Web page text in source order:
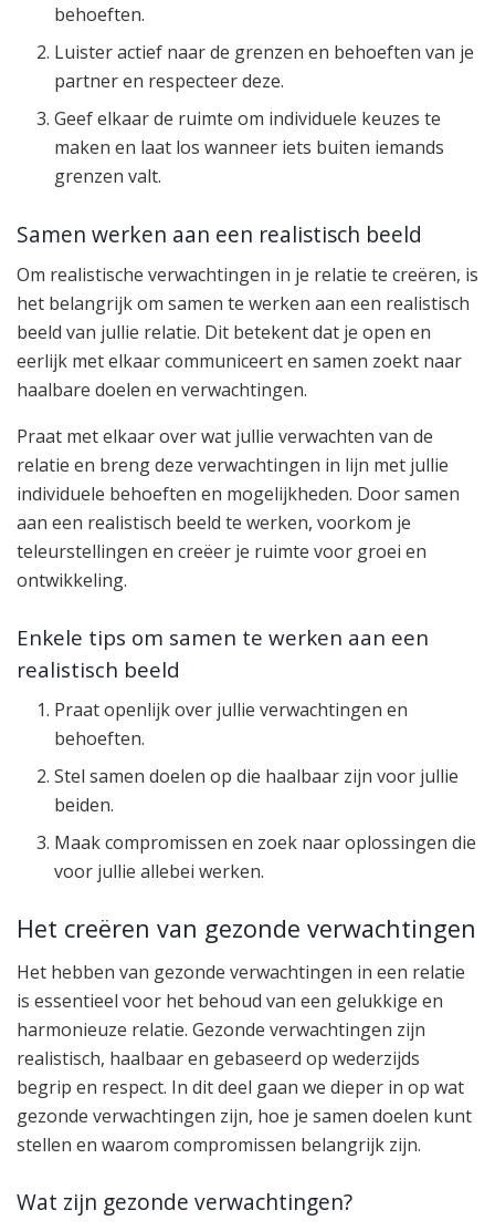
behoeften.
Luister actief naar de grenzen en behoeften van je
partner en respecteer deze.
Geef elkaar de ruimte om individuele keuzes te
maken en laat los wanneer iets buiten iemands
grenzen valt.
Samen werken aan een realistisch beeld
Om realistische verwachtingen in je relatie te creëren, is
het belangrijk om samen te werken aan een realistisch
beeld van jullie relatie. Dit betekent dat je open en
eerlijk met elkaar communiceert en samen zoekt naar
haalbare doelen en verwachtingen.
Praat met elkaar over wat jullie verwachten van de
relatie en breng deze verwachtingen in lijn met jullie
individuele behoeften en mogelijkheden. Door samen
aan een realistisch beeld te werken, voorkom je
teleurstellingen en creëer je ruimte voor groei en
ontwikkeling.
Enkele tips om samen te werken aan een
realistisch beeld
Praat openlijk over jullie verwachtingen en
behoeften.
Stel samen doelen op die haalbaar zijn voor jullie
beiden.
Maak compromissen en zoek naar oplossingen die
voor jullie allebei werken.
Het creëren van gezonde verwachtingen
Het hebben van gezonde verwachtingen in een relatie
is essentieel voor het behoud van een gelukkige en
harmonieuze relatie. Gezonde verwachtingen zijn
realistisch, haalbaar en gebaseerd op wederzijds
begrip en respect. In dit deel gaan we dieper in op wat
gezonde verwachtingen zijn, hoe je samen doelen kunt
stellen en waarom compromissen belangrijk zijn.
Wat zijn gezonde verwachtingen?